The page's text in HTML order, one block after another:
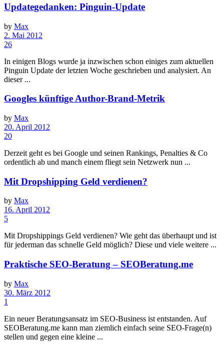
Updategedanken: Pinguin-Update
by Max
2. Mai 2012
26
In einigen Blogs wurde ja inzwischen schon einiges zum aktuellen
Pinguin Update der letzten Woche geschrieben und analysiert. An
dieser ...
Googles künftige Author-Brand-Metrik
by Max
20. April 2012
20
Derzeit geht es bei Google und seinen Rankings, Penalties & Co
ordentlich ab und manch einem fliegt sein Netzwerk nun ...
Mit Dropshipping Geld verdienen?
by Max
16. April 2012
5
Mit Dropshippings Geld verdienen? Wie geht das überhaupt und ist
für jederman das schnelle Geld möglich? Diese und viele weitere ...
Praktische SEO-Beratung – SEOBeratung.me
by Max
30. März 2012
1
Ein neuer Beratungsansatz im SEO-Business ist entstanden. Auf
SEOBeratung.me kann man ziemlich einfach seine SEO-Frage(n)
stellen und gegen eine kleine ...